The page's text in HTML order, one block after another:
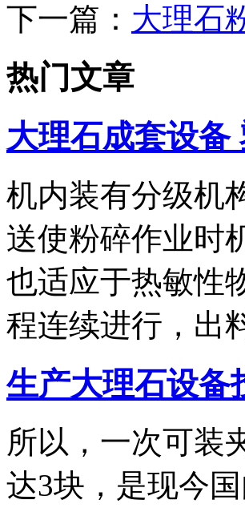
下一篇： 大理石
热门文章
大理石成套设备
机内装有分级机
送使粉碎作业时
也适应于热敏性
程连续进行，出
生产大理石设备
所以，一次可装
达3块，是现今